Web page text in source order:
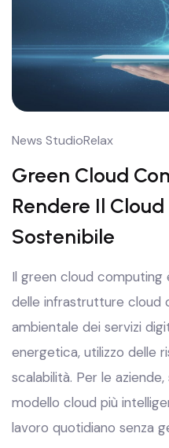
News StudioRelax
Green Cloud
Rendere Il
Sostenibile
Il green cloud computing
delle infrastrutture cloud
ambientale dei servizi
energetica, utilizzo delle
scalabilità. Per le
modello cloud più
lavoro quotidiano senza